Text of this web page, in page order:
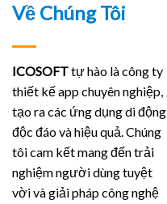
Về Chúng Tôi
ICOSOFTtự hào là công ty
thiết kế app chuyên nghiệp,
tạo ra các ứng dụng di động
độc đáo và hiệu quả. Chúng
tôi cam kết mang đến trải
nghiệm người dùng tuyệt
vời và giải pháp công nghệ